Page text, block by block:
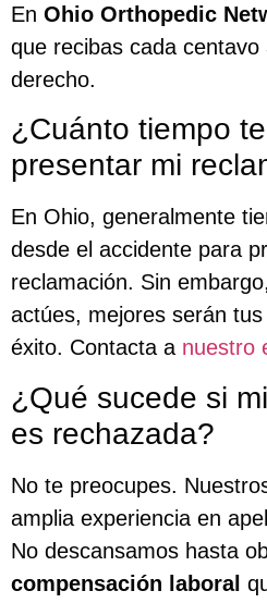
En Ohio Orthopedic
que recibas cada centavo
derecho.
¿Cuánto tiempo
presentar mi
En Ohio, generalmente
desde el accidente para
reclamación. Sin
actúes, mejores serán
éxito. Contacta a nuestro
¿Qué sucede si
es rechazada?
No te preocupes.
amplia experiencia en
No descansamos hasta
compensación laboral